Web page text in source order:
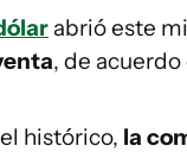
abrió este
, de
histórico, la